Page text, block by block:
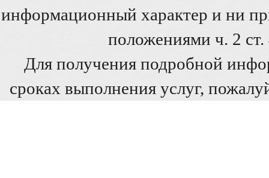
информационный характер и ни
положениями ч. 2
Для получения подробной
сроках выполнения услуг,